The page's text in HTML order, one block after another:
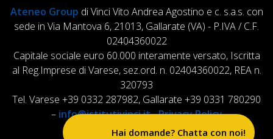
Ateneo Group di Vinci Vito Andrea Agostino e c. s.a.s. con
sede in Via Mantova 6, 21013, Gallarate (VA) - P.IVA / C.F.
02404360022
Capitale sociale euro 60.000 interamente versato, Iscritta
al Reg.Imprese di Varese, sez.ord. n. 02404360022, REA n.
320793
Tel. Varese +39 0332 287982, Gallarate +39 0331 780290
– info@istitutivinci.it-Privacy Policy
Hai domande? Chatta con noi!